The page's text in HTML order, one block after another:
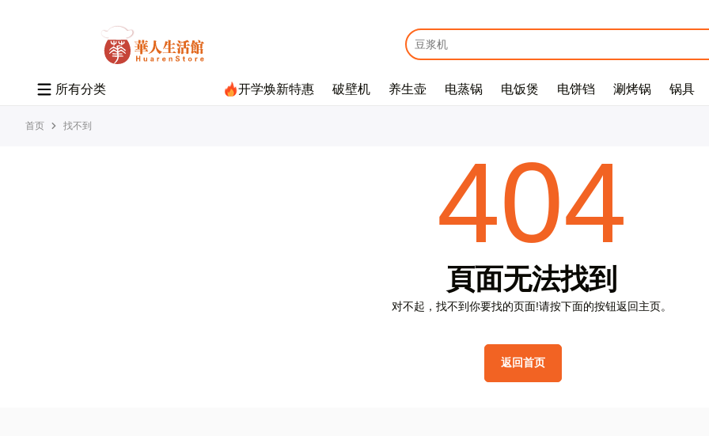
所有分类 开学焕新特惠 破壁机 养生壶 电蒸锅 电饭煲 电饼铛 涮烤锅 锅具
首页 找不到
404
頁面无法找到
对不起 ， 找不到你要找的页面!请按下面的按钮返回主页。
返回首页